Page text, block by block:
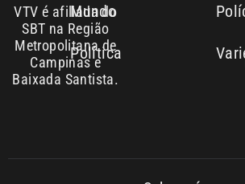
VTV é afiliada do
SBT na Região
Metropolitana de
Campinas e
Baixada Santista.
Mundo
Política